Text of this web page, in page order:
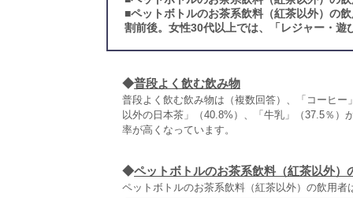
■ペットボトルのお茶系飲料（紅茶以外）の
割前後。女性30代以上では、「レジャー・遊
◆普段よく飲む飲み物
普段よく飲む飲み物は（複数回答）、「コーヒ
以外の日本茶」（40.8%）、「牛乳」（37.5％）
率が高くなっています。
◆ペットボトルのお茶系飲料（紅茶以外）
ペットボトルのお茶系飲料（紅茶以外）の飲用